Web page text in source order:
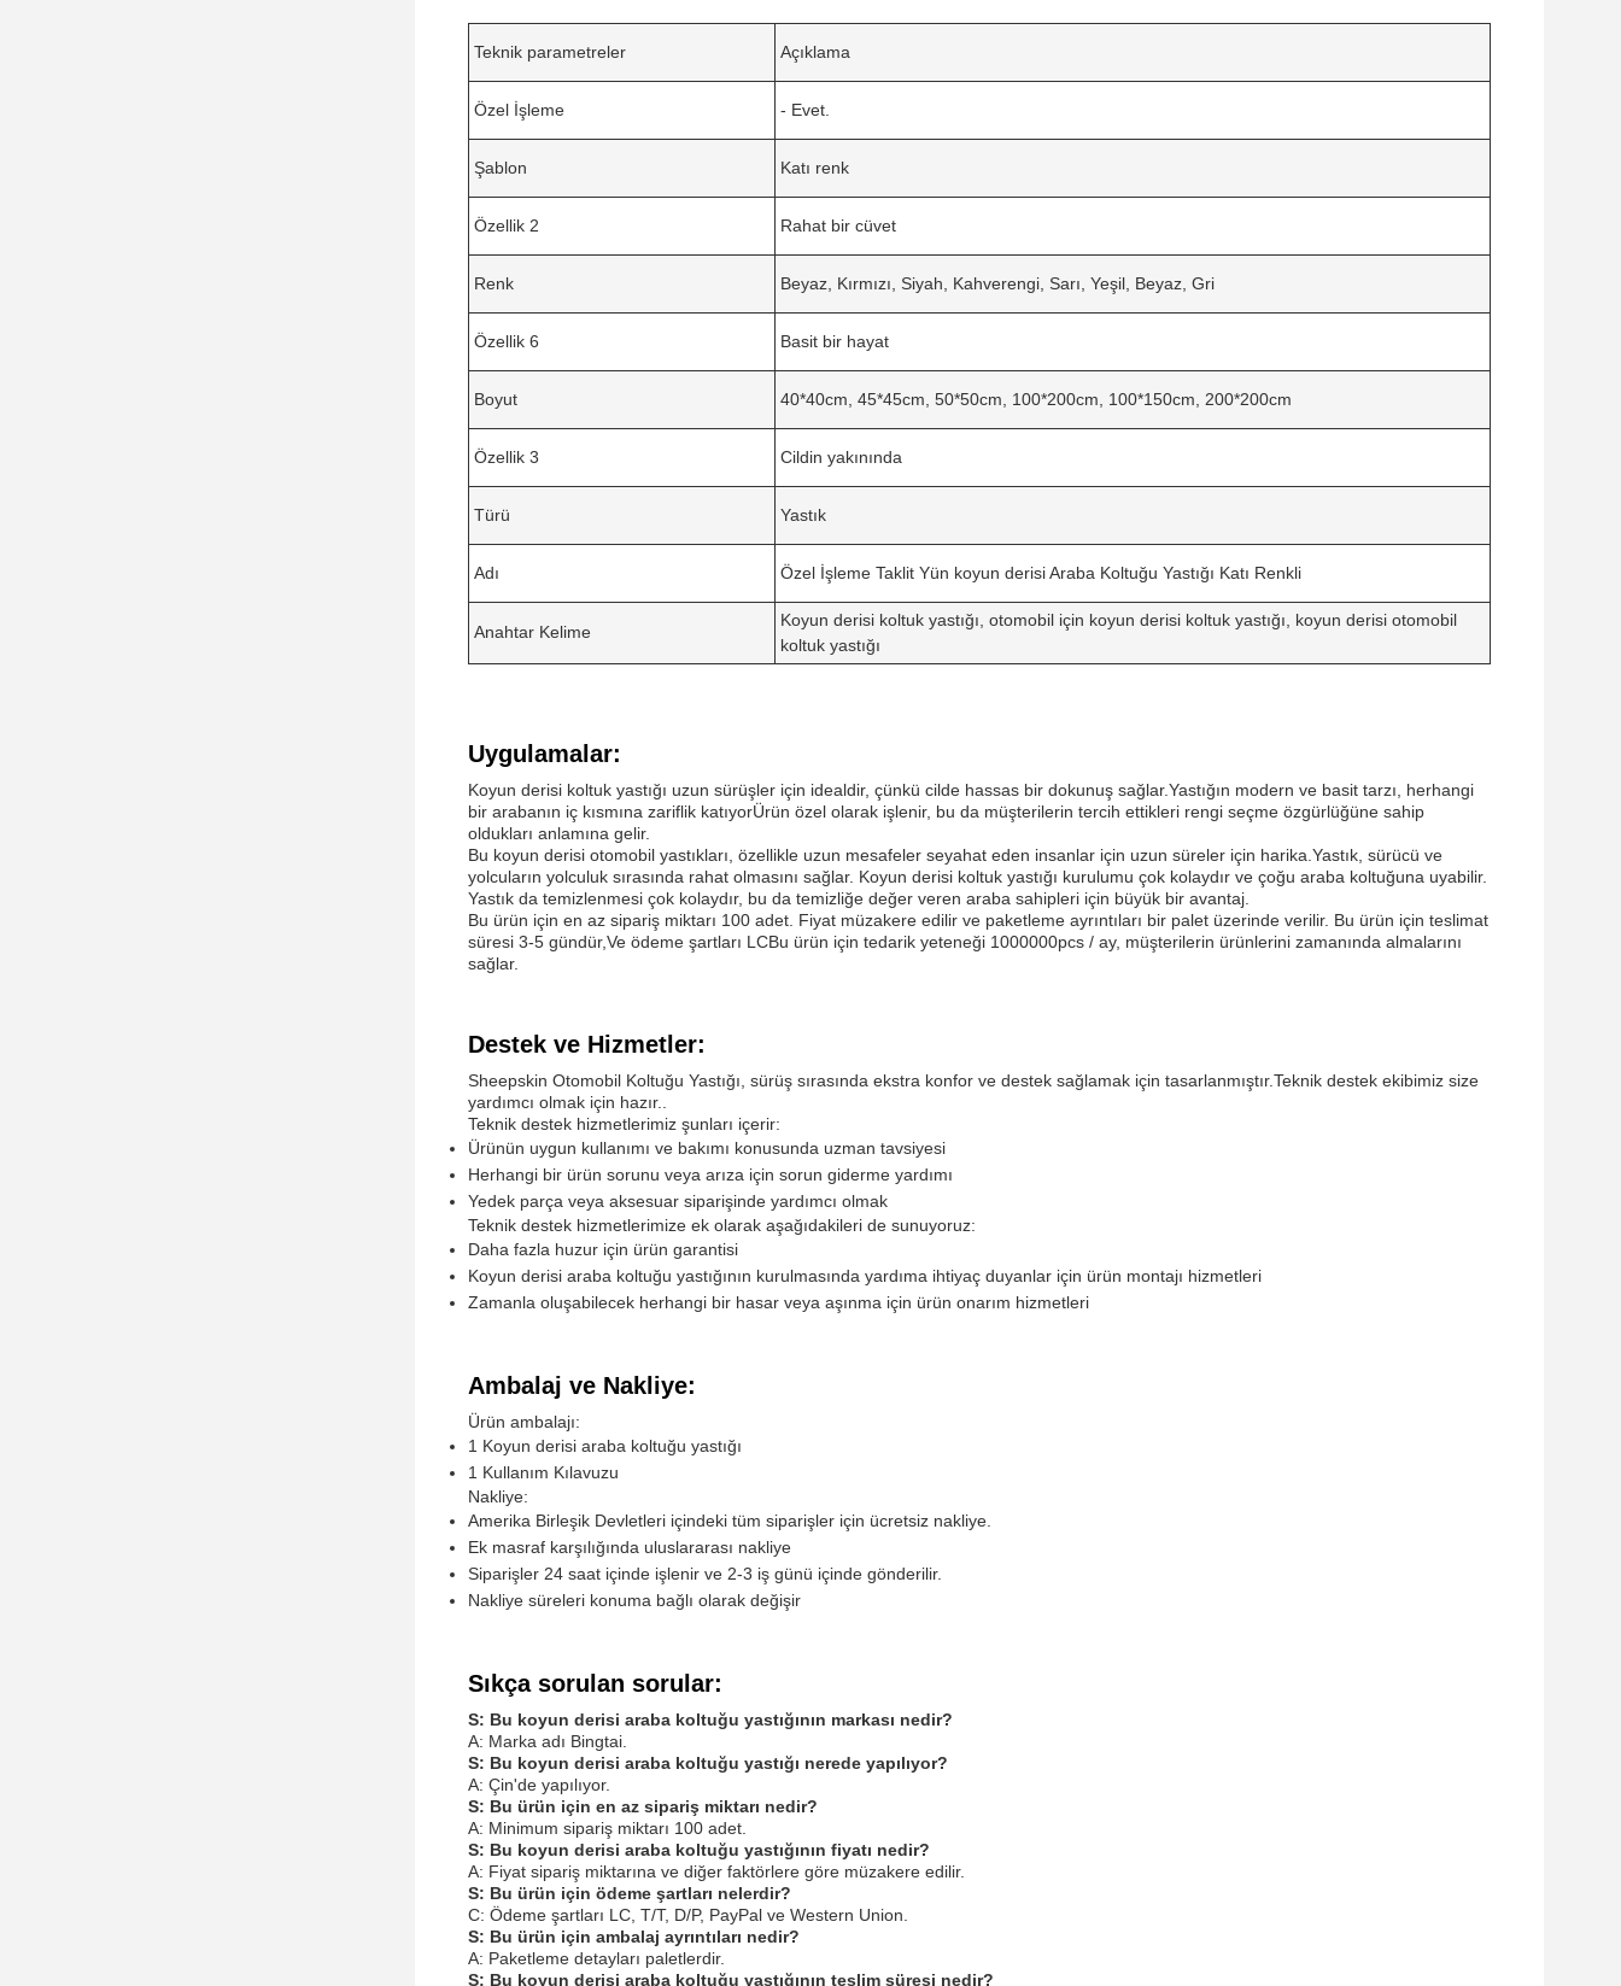
Teknik parametreler Açıklama
Özel İşleme - Evet.
Şablon Katı renk
Özellik 2 Rahat bir cüvet
Renk Beyaz, Kırmızı, Siyah, Kahverengi, Sarı, Yeşil, Beyaz, Gri
Özellik 6 Basit bir hayat
Boyut 40*40cm, 45*45cm, 50*50cm, 100*200cm, 100*150cm, 200*200cm
Özellik 3 Cildin yakınında
Türü Yastık
Adı Özel İşleme Taklit Yün koyun derisi Araba Koltuğu Yastığı Katı Renkli
Anahtar Kelime
Koyun derisi koltuk yastığı, otomobil için koyun derisi koltuk yastığı, koyun derisi otomobil
koltuk yastığı
Uygulamalar:
Koyun derisi koltuk yastığı uzun sürüşler için idealdir, çünkü cilde hassas bir dokunuş sağlar.Yastığın modern ve basit tarzı, herhangi
bir arabanın iç kısmına zariflik katıyorÜrün özel olarak işlenir, bu da müşterilerin tercih ettikleri rengi seçme özgürlüğüne sahip
oldukları anlamına gelir.
Bu koyun derisi otomobil yastıkları, özellikle uzun mesafeler seyahat eden insanlar için uzun süreler için harika.Yastık, sürücü ve
yolcuların yolculuk sırasında rahat olmasını sağlar. Koyun derisi koltuk yastığı kurulumu çok kolaydır ve çoğu araba koltuğuna uyabilir.
Yastık da temizlenmesi çok kolaydır, bu da temizliğe değer veren araba sahipleri için büyük bir avantaj.
Bu ürün için en az sipariş miktarı 100 adet. Fiyat müzakere edilir ve paketleme ayrıntıları bir palet üzerinde verilir. Bu ürün için teslimat
süresi 3-5 gündür,Ve ödeme şartları LCBu ürün için tedarik yeteneği 1000000pcs / ay, müşterilerin ürünlerini zamanında almalarını
sağlar.
Destek ve Hizmetler:
Sheepskin Otomobil Koltuğu Yastığı, sürüş sırasında ekstra konfor ve destek sağlamak için tasarlanmıştır.Teknik destek ekibimiz size
yardımcı olmak için hazır..
Teknik destek hizmetlerimiz şunları içerir:
Ürünün uygun kullanımı ve bakımı konusunda uzman tavsiyesi
Herhangi bir ürün sorunu veya arıza için sorun giderme yardımı
Yedek parça veya aksesuar siparişinde yardımcı olmak
Teknik destek hizmetlerimize ek olarak aşağıdakileri de sunuyoruz:
Daha fazla huzur için ürün garantisi
Koyun derisi araba koltuğu yastığının kurulmasında yardıma ihtiyaç duyanlar için ürün montajı hizmetleri
Zamanla oluşabilecek herhangi bir hasar veya aşınma için ürün onarım hizmetleri
Ambalaj ve Nakliye:
Ürün ambalajı:
1 Koyun derisi araba koltuğu yastığı
1 Kullanım Kılavuzu
Nakliye:
Amerika Birleşik Devletleri içindeki tüm siparişler için ücretsiz nakliye.
Ek masraf karşılığında uluslararası nakliye
Siparişler 24 saat içinde işlenir ve 2-3 iş günü içinde gönderilir.
Nakliye süreleri konuma bağlı olarak değişir
Sıkça sorulan sorular:
S: Bu koyun derisi araba koltuğu yastığının markası nedir?
A: Marka adı Bingtai.
S: Bu koyun derisi araba koltuğu yastığı nerede yapılıyor?
A: Çin'de yapılıyor.
S: Bu ürün için en az sipariş miktarı nedir?
A: Minimum sipariş miktarı 100 adet.
S: Bu koyun derisi araba koltuğu yastığının fiyatı nedir?
A: Fiyat sipariş miktarına ve diğer faktörlere göre müzakere edilir.
S: Bu ürün için ödeme şartları nelerdir?
C: Ödeme şartları LC, T/T, D/P, PayPal ve Western Union.
S: Bu ürün için ambalaj ayrıntıları nedir?
A: Paketleme detayları paletlerdir.
S: Bu koyun derisi araba koltuğu yastığının teslim süresi nedir?